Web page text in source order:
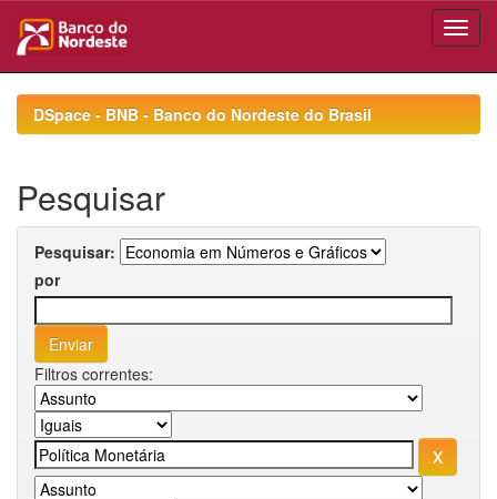
navigationDSpace - BNB - Banco do Nordeste do Brasil
Pesquisar
Pesquisar:
por
Filtros correntes: